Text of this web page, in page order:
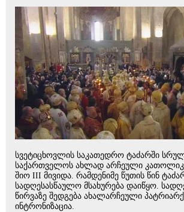
სვეტიცხოვლის საკათედრო ტაძარში
საქართველოს ახლად არჩეული
შიო III მივიდა. რამდენიმე წუთის წინ
სადღესასწაულო მსახურება დაიწყო.
წირვაზე შედგება ახალარჩეული
ინტრონიზაცია.